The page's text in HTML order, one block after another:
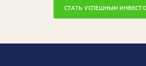
СТАТЬ УСПЕШНЫМ